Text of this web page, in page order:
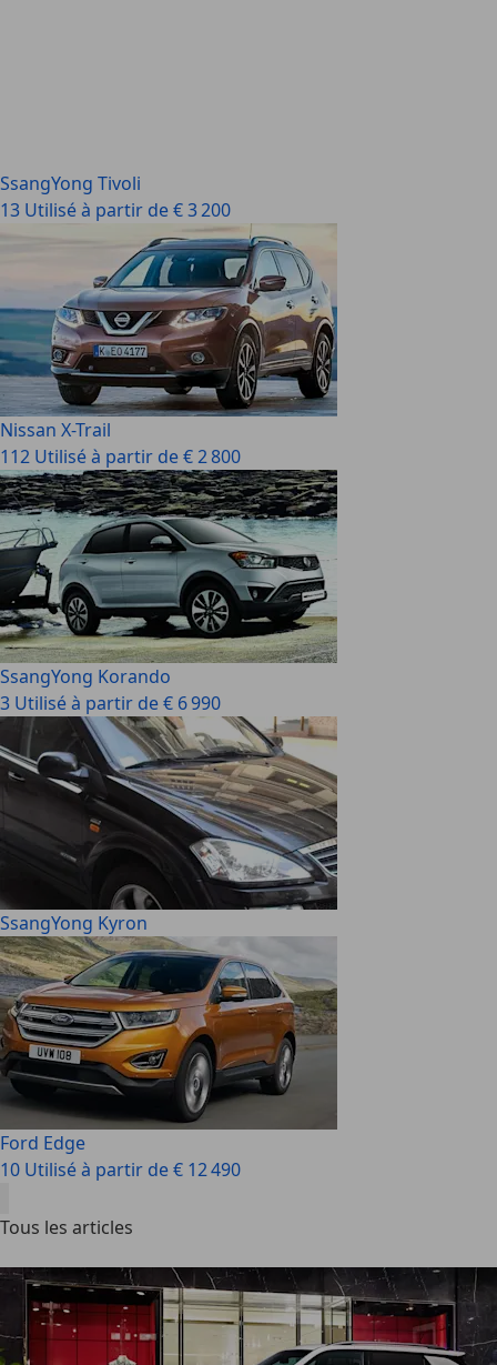
SsangYong Tivoli
13 Utilisé à partir de € 3 200
Nissan X-Trail
112 Utilisé à partir de € 2 800
SsangYong Korando
3 Utilisé à partir de € 6 990
SsangYong Kyron
Ford Edge
10 Utilisé à partir de € 12 490
Tous les articles